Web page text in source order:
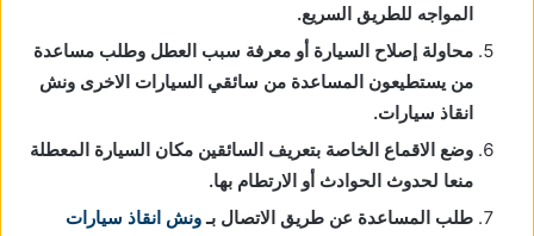
المواجه للطريق السريع.
محاولة إصلاح السيارة أو معرفة سبب العطل وطلب مساعدة
من يستطيعون المساعدة من سائقي السيارات الاخرى ونش
انقاذ سيارات.
وضع الاقماع الخاصة بتعريف السائقين مكان السيارة المعطلة
منعا لحدوث الحوادث أو الارتطام بها.
طلب المساعدة عن طريق الاتصال بـونش انقاذ سيارات